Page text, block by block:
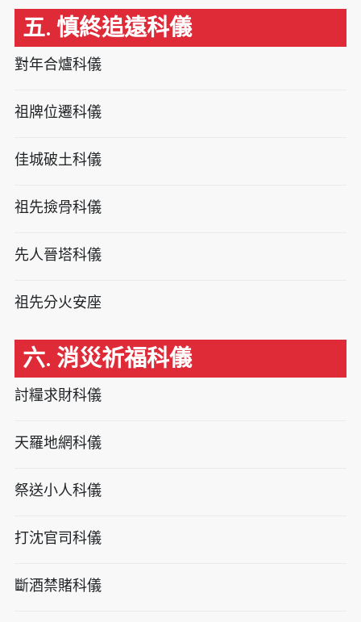
五. 慎終追遠科儀
對年合爐科儀
祖牌位遷科儀
佳城破土科儀
祖先撿骨科儀
先人晉塔科儀
祖先分火安座
六. 消災祈福科儀
討糧求財科儀
天羅地網科儀
祭送小人科儀
打沈官司科儀
斷酒禁賭科儀